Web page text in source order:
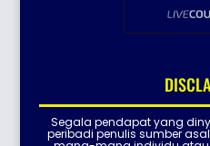
Segala pendapat yang
peribadi penulis sumber